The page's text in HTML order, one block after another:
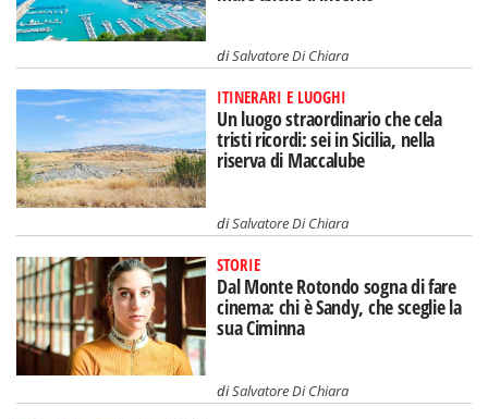
diSalvatore Di Chiara
ITINERARI E LUOGHI
Un luogo straordinario che cela
tristi ricordi: sei in Sicilia, nella
riserva di Maccalube
diSalvatore Di Chiara
STORIE
Dal Monte Rotondo sogna di fare
cinema: chi è Sandy, che sceglie la
sua Ciminna
diSalvatore Di Chiara